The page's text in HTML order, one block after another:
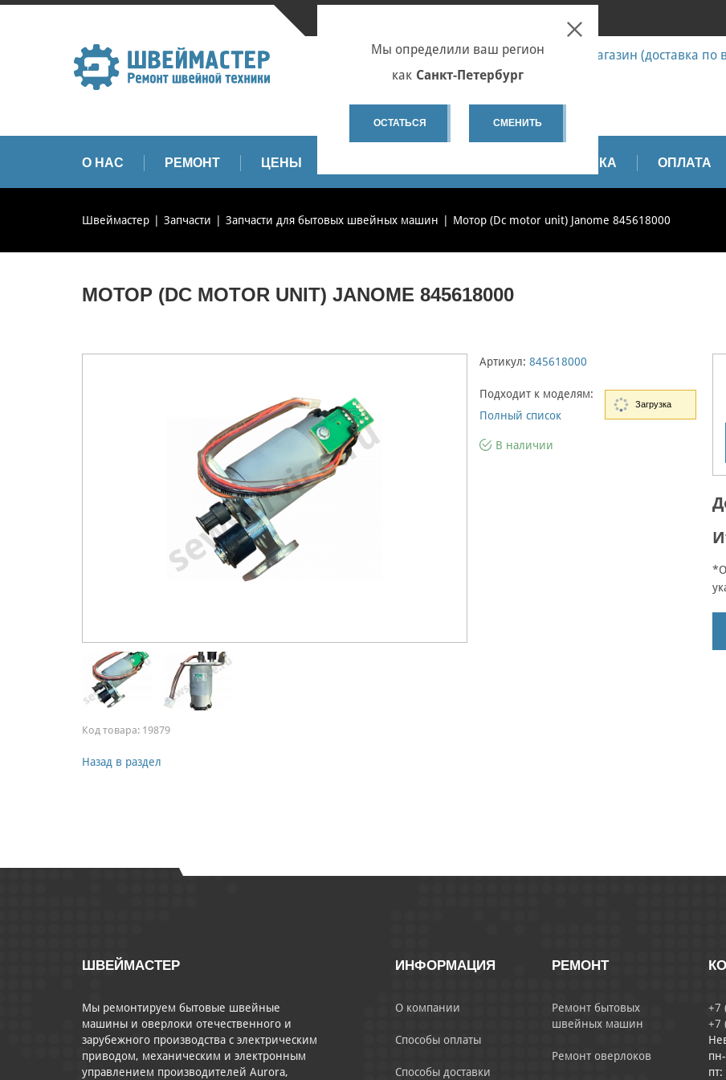
Мы определили ваш регион
как Санкт-Петербург
ОСТАТЬСЯ СМЕНИТЬ
+7 (812) 655-67-58 Запчасти - интернет-магазин (доставка по
+7 (812) 655-67-37 Ремонт
infospb@sewservice.ru
О НАС РЕМОНТ ЦЕНЫ ДОСТАВКА ОПЛАТА
Швеймастер Запчасти Запчасти для бытовых швейных машин Мотор (Dc motor unit) Janome 845618000
МОТОР (DC MOTOR UNIT) JANOME 845618000
Код товара: 19879
Назад в раздел
Артикул: 845618000
Подходит к моделям:
Полный список
В наличии
ШВЕЙМАСТЕР
Мы ремонтируем бытовые швейные
машины и оверлоки отечественного и
зарубежного производства с электрическим
приводом, механическим и электронным
управлением производителей Aurora,
ИНФОРМАЦИЯ
О компании
Способы оплаты
Способы доставки
РЕМОНТ
Ремонт бытовых
швейных машин
Ремонт оверлоков
+7
+7
Загрузка